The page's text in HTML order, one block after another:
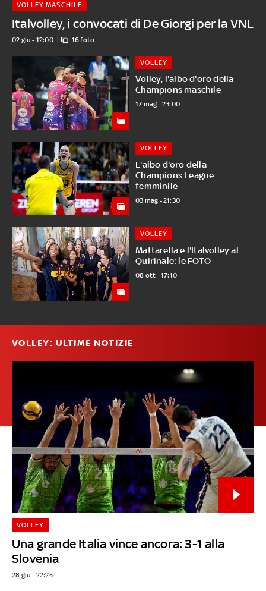
Italvolley, i convocati di De Giorgi per la VNL
VOLLEY MASCHILE
02 giu - 12:00 16 foto
Volley, l'albo d'oro della
Champions maschile
VOLLEY
17 mag - 23:00
L'albo d'oro della
Champions League
femminile
VOLLEY
03 mag - 21:30
Mattarella e l'Italvolley al
Quirinale: le FOTO
VOLLEY
08 ott - 17:10
VOLLEY: ULTIME NOTIZIE
Una grande Italia vince ancora: 3-1 alla
Slovenia
VOLLEY
28 giu - 22:25